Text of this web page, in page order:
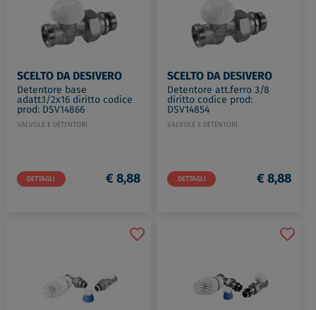
SCELTO DA DESIVERO
Detentore base
adatt.1/2x16 diritto codice
prod: DSV14866
VALVOLE E DETENTORI
DETTAGLI € 8,88
SCELTO DA DESIVERO
Detentore att.ferro 3/8
diritto codice prod:
DSV14854
VALVOLE E DETENTORI
DETTAGLI € 8,88